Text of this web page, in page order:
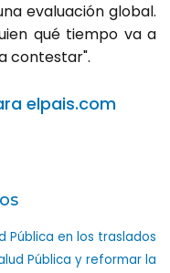
evaluación global.
qué tiempo va a
contestar".
elpais.com
Pública en los traslados
Pública y reformar la